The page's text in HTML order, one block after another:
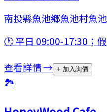
南投縣魚池鄉魚池村魚
🕐平日 09:00-17:30；
查看詳情 → + 加入詢價
🏞